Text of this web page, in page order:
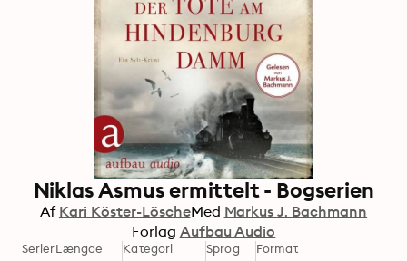
Niklas Asmus ermittelt - Bogserien
Af Kari Köster-LöscheMed Markus J. Bachmann
Forlag Aufbau Audio
SerierLængde Kategori Sprog Format